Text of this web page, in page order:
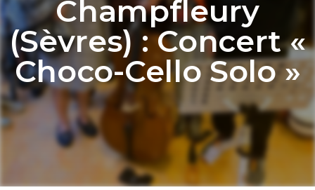
Champfleury
(Sèvres) : Concert «
Choco-Cello Solo »